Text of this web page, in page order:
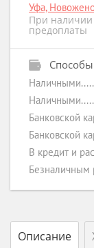
Уфа,
При наличии
предоплаты
Наличными
Наличными
Банковской
Банковской
В кредит и
Безналичным
Описание